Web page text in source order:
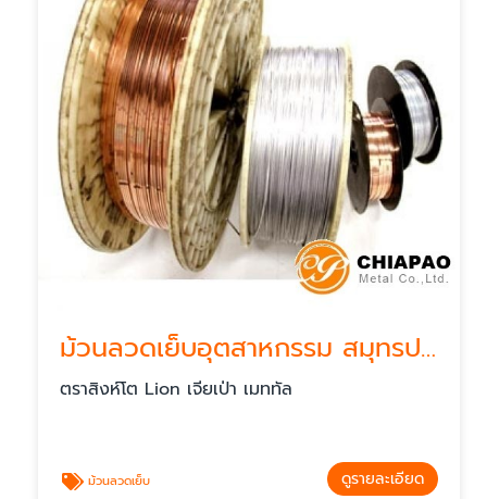
ม้วนลวดเย็บอุตสาหกรรม สมุทรปราการ
ตราสิงห์โต Lion เจียเป่า เมททัล
ม้วนลวดเย็บ ดูรายละเอียด